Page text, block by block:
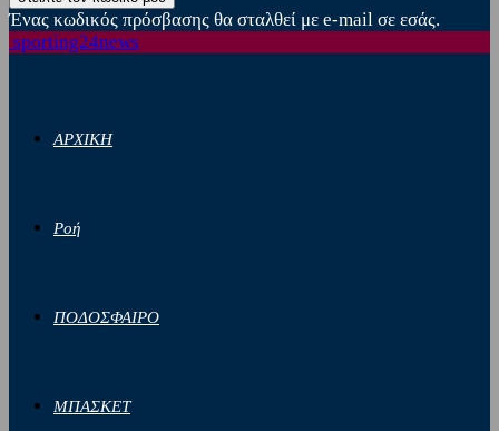
Ένας κωδικός πρόσβασης θα σταλθεί με e-mail σε εσάς.
sporting24news
ΑΡΧΙΚΗ
Ροή
ΠΟΔΟΣΦΑΙΡΟ
ΜΠΑΣΚΕΤ